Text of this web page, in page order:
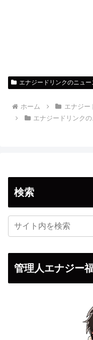
エナジードリンクのニュ
ホーム エナジー
エナジードリンク
検索
管理人エナジー